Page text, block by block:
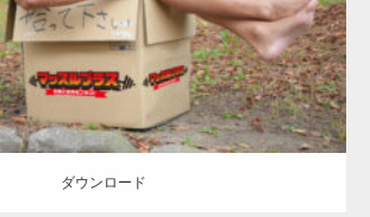
ロード
ダウンロード